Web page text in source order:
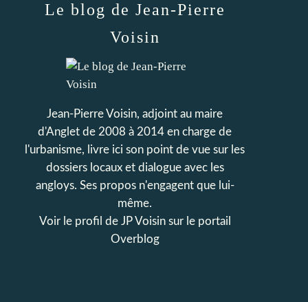
Le blog de Jean-Pierre
Voisin
Jean-Pierre Voisin, adjoint au maire
d'Anglet de 2008 à 2014 en charge de
l'urbanisme, livre ici son point de vue sur les
dossiers locaux et dialogue avec les
angloys. Ses propos n'engagent que lui-
même.
Voir le profil de JP Voisinsur le portail
Overblog